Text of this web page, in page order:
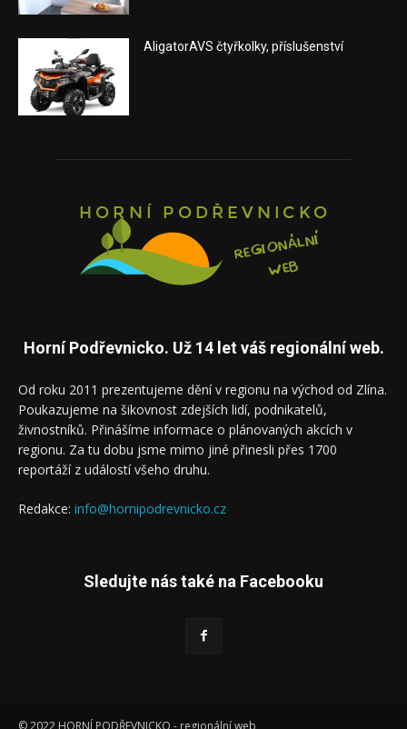
AligatorAVS čtyřkolky, příslušenství
Horní Podřevnicko. Už 14 let váš regionální web.
Od roku 2011 prezentujeme dění v regionu na východ od Zlína.
Poukazujeme na šikovnost zdejších lidí, podnikatelů,
živnostníků. Přinášíme informace o plánovaných akcích v
regionu. Za tu dobu jsme mimo jiné přinesli přes 1700
reportáží z událostí všeho druhu.
Redakce: info@hornipodrevnicko.cz
Sledujte nás také na Facebooku